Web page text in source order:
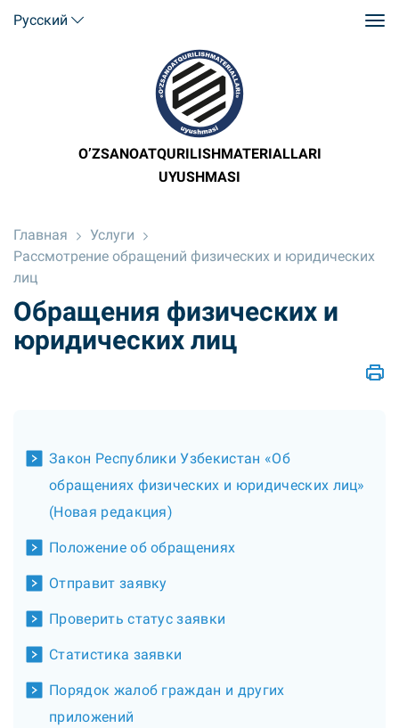
Русский
O’ZSANOATQURILISHMATERIALLARI
UYUSHMASI
Главная
Услуги
Рассмотрение обращений физических и юридических
лиц
Обращения физических и
юридических лиц
Закон Республики Узбекистан «Об
обращениях физических и юридических лиц»
(Новая редакция)
Положение об обращениях
Отправит заявку
Проверить статус заявки
Статистика заявки
Порядок жалоб граждан и других
приложений